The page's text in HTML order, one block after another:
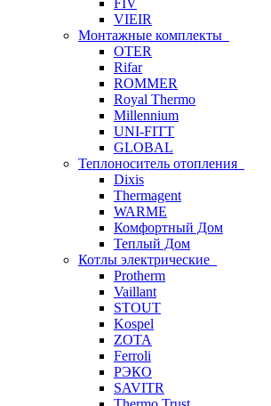
FIV
VIEIR
Монтажные комплекты
OTER
Rifar
ROMMER
Royal Thermo
Millennium
UNI-FITT
GLOBAL
Теплоноситель отопления
Dixis
Thermagent
WARME
Комфортный Дом
Теплый Дом
Котлы электрические
Protherm
Vaillant
STOUT
Kospel
ZOTA
Ferroli
РЭКО
SAVITR